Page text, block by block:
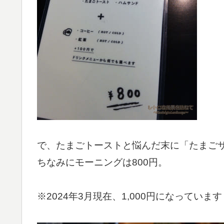
で、たまごトーストと悩んだ末に「たまご
ちなみにモーニングは800円。
※2024年3月現在、1,000円になっています